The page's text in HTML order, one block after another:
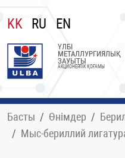
KK RU EN
ҮЛБІ
МЕТАЛЛУРГИЯЛЫҚ
ЗАУЫТЫ
АКЦИОНЕРЛІК ҚОҒАМЫ
Басты Өнімдер
Мыс-бериллий